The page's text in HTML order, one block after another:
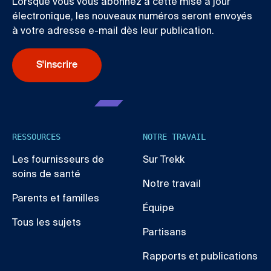
Lorsque vous vous abonnez à cette mise à jour
électronique, les nouveaux numéros seront envoyés
à votre adresse e-mail dès leur publication.
S'inscrire
RESSOURCES
Les fournisseurs de
soins de santé
Parents et familles
Tous les sujets
NOTRE TRAVAIL
Sur Trekk
Notre travail
Équipe
Partisans
Rapports et publications